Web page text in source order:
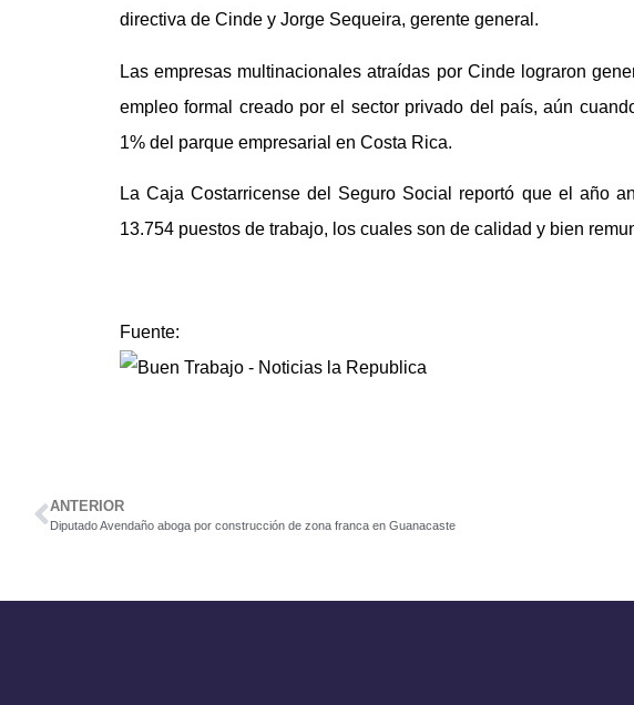
directiva de Cinde y Jorge Sequeira, gerente general.
Las empresas multinacionales atraídas por Cinde lograron
empleo formal creado por el sector privado del país, aún
1% del parque empresarial en Costa Rica.
La Caja Costarricense del Seguro Social reportó que el año
13.754 puestos de trabajo, los cuales son de calidad y bien
Fuente:
ANTERIOR
Diputado Avendaño aboga por construcción de zona franca en Guanacaste